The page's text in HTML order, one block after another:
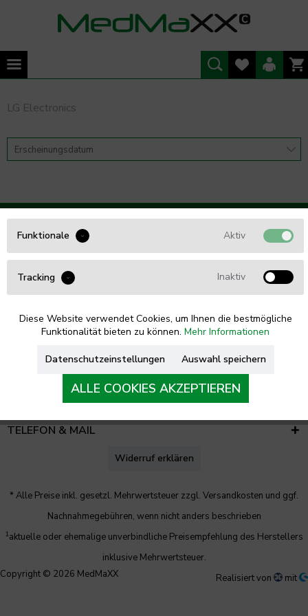
LG Electronics
WIR BERATEN SIE GERNE
Tel. 0461 - 5749 85 54
UNTERNEHMEN
TELEFON & MAIL
Widerruf erklären
* Alle Preise inkl. gesetzl. Mehrwertsteuer zzgl. Versandkosten und ggf.
Nachnahmegebühren, wenn nicht anders beschrieben
1aktuelle oder ehemalige unverbindliche Preisempfehlung des Herstellers
inklusive Mehrwertsteuer.
Copyright © 2026 MedMaXX
Realisiert von mit
Funktionale Aktiv
Tracking Inaktiv
Diese Website verwendet Cookies, um Ihnen die bestmögliche
Funktionalität bieten zu können. Mehr Informationen
Datenschutzeinstellungen Auswahl speichern
ALLE COOKIES AKZEPTIEREN